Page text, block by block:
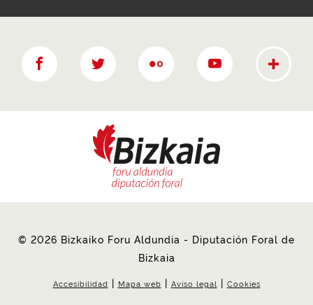
Más
© 2026 Bizkaiko Foru Aldundia - Diputación Foral de
Bizkaia
Accesibilidad | Mapa web | Aviso legal | Cookies